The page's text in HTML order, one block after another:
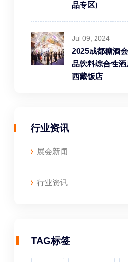
品专区)
Jul 09, 2024
2025成都糖酒
品饮料综合性
西藏饭店
行业资讯
展会新闻
行业资讯
TAG标签